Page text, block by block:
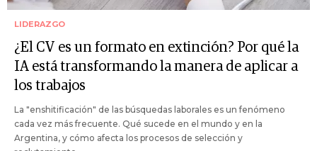
LIDERAZGO
¿El CV es un formato en extinción? Por qué la
IA está transformando la manera de aplicar a
los trabajos
La "enshitificación" de las búsquedas laborales es un fenómeno
cada vez más frecuente. Qué sucede en el mundo y en la
Argentina, y cómo afecta los procesos de selección y